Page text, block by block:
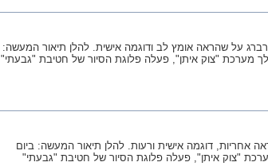
על שהראה אומץ לב ודוגמה אישית. להלן תיאור המעשה:
במנחם-אב התשע"ד (1 באוגוסט 2014), במהלך מערכת "צוק איתן", פעלה פלוגת הסיור של חטיבת "גבעתי"
דוגמה אישית ורעות. להלן תיאור המעשה: ביום
(1 באוגוסט 2014), במהלך מערכת "צוק איתן", פעלה פלוגת הסיור של חטיבת "גבעתי"